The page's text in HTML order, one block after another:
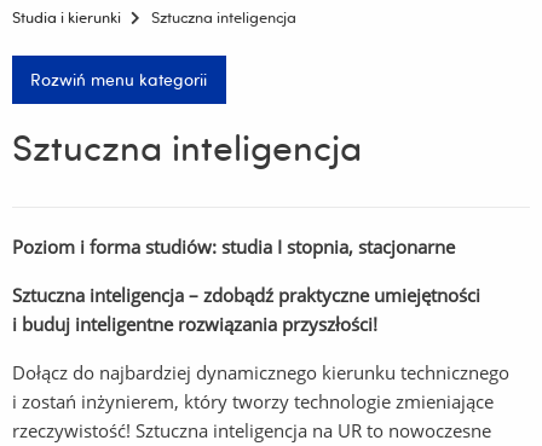
Studia i kierunki
Sztuczna inteligencja
Rozwiń menu kategorii
Sztuczna inteligencja
Poziom i forma studiów: studia I stopnia, stacjonarne
Sztuczna inteligencja – zdobądź praktyczne umiejętności
i buduj inteligentne rozwiązania przyszłości!
Dołącz do najbardziej dynamicznego kierunku technicznego
i zostań inżynierem, który tworzy technologie zmieniające
rzeczywistość! Sztuczna inteligencja na UR to nowoczesne